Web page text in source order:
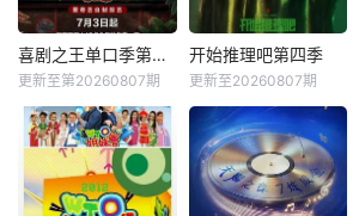
喜剧之王单口季第三季
更新至第20260807期
开始推理吧第四季
更新至20260807期